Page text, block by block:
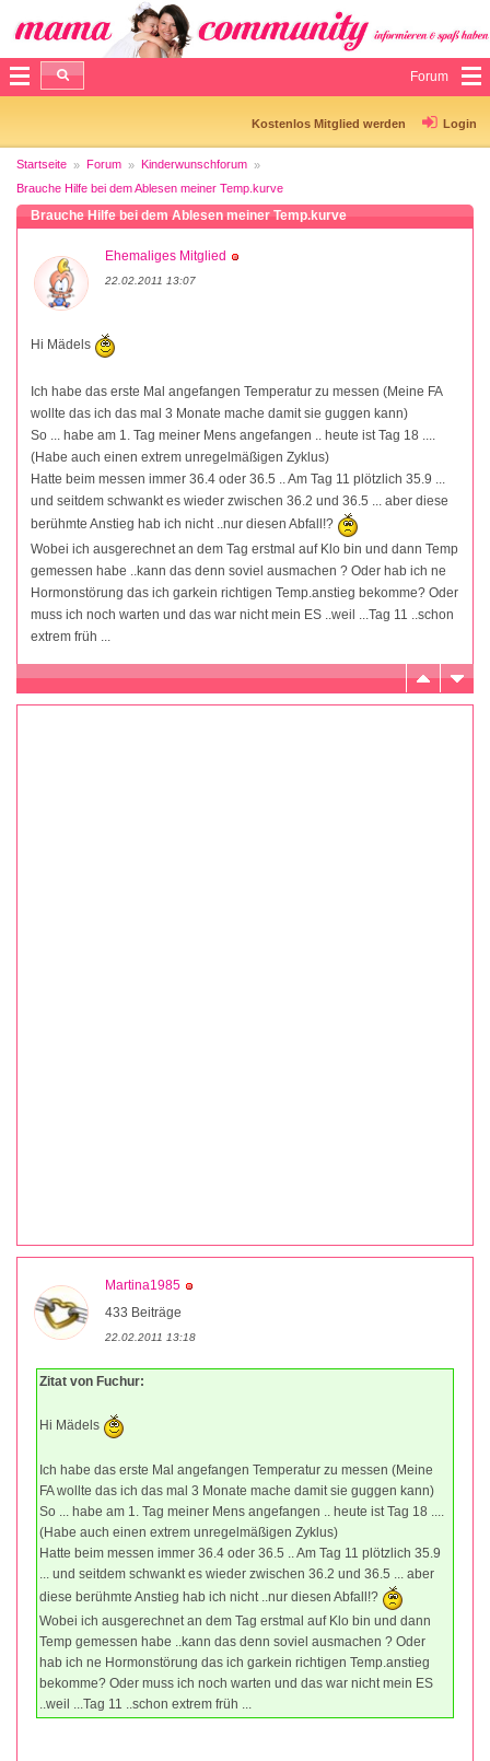
Forum
Kostenlos Mitglied werden Login
Startseite Forum
Kinderwunschforum
Brauche Hilfe bei dem Ablesen meiner Temp.kurve
Brauche Hilfe bei dem Ablesen meiner Temp.kurve
Ehemaliges Mitglied
22.02.2011 13:07
Hi Mädels
Ich habe das erste Mal angefangen Temperatur zu messen (Meine FA
wollte das ich das mal 3 Monate mache damit sie guggen kann)
So ... habe am 1. Tag meiner Mens angefangen .. heute ist Tag 18 ....
(Habe auch einen extrem unregelmäßigen Zyklus)
Hatte beim messen immer 36.4 oder 36.5 .. Am Tag 11 plötzlich 35.9 ...
und seitdem schwankt es wieder zwischen 36.2 und 36.5 ... aber diese
berühmte Anstieg hab ich nicht ..nur diesen Abfall!?
Wobei ich ausgerechnet an dem Tag erstmal auf Klo bin und dann Temp
gemessen habe ..kann das denn soviel ausmachen ? Oder hab ich ne
Hormonstörung das ich garkein richtigen Temp.anstieg bekomme? Oder
muss ich noch warten und das war nicht mein ES ..weil ...Tag 11 ..schon
extrem früh ...
Martina1985
433 Beiträge
22.02.2011 13:18
Zitat von Fuchur:
Hi Mädels
Ich habe das erste Mal angefangen Temperatur zu messen (Meine
FA wollte das ich das mal 3 Monate mache damit sie guggen kann)
So ... habe am 1. Tag meiner Mens angefangen .. heute ist Tag 18 ....
(Habe auch einen extrem unregelmäßigen Zyklus)
Hatte beim messen immer 36.4 oder 36.5 .. Am Tag 11 plötzlich 35.9
... und seitdem schwankt es wieder zwischen 36.2 und 36.5 ... aber
diese berühmte Anstieg hab ich nicht ..nur diesen Abfall!?
Wobei ich ausgerechnet an dem Tag erstmal auf Klo bin und dann
Temp gemessen habe ..kann das denn soviel ausmachen ? Oder
hab ich ne Hormonstörung das ich garkein richtigen Temp.anstieg
bekomme? Oder muss ich noch warten und das war nicht mein ES
..weil ...Tag 11 ..schon extrem früh ...